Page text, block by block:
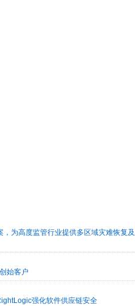
为高度监管行业提供多区域灾难恢复及
始客户
强化软件供应链安全